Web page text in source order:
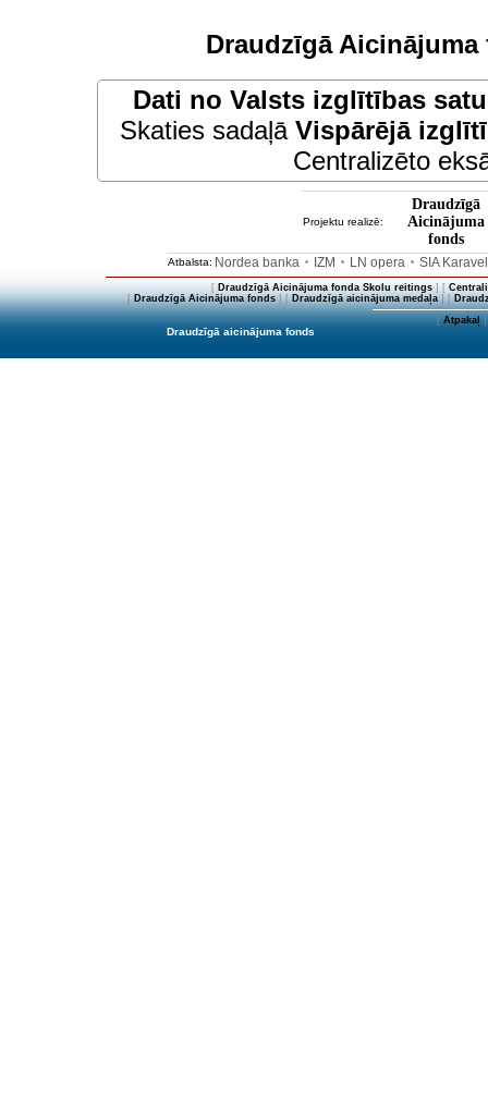
Draudzīgā
Dati no Valsts izglītības
Skaties sadaļā Vispārējā
Centralizēto
Projektu realizē:
Draudzīgā
Aicinājuma
fonds
Atbalsta: Nordea banka • IZM • LN opera • SIA
[ Draudzīgā Aicinājuma fonda Skolu reitings] [
[Draudzīgā Aicinājuma fonds] [Draudzīgā aicinājuma medaļa] [
[Atpakaļ]
Draudzīgā aicinājuma fonds